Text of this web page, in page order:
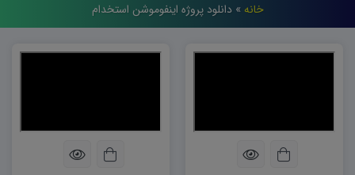
خانه »دانلود پروژه اینفوموشن استخدام